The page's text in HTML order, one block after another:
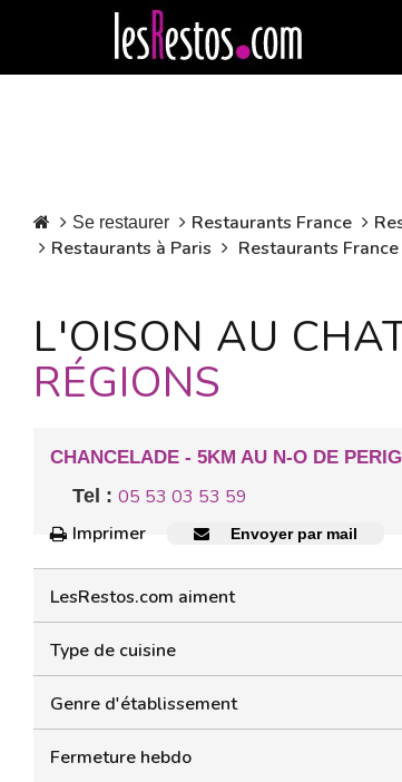
Se restaurer Restaurants France
Restaurants à Paris
Restaurants France
L'OISON AU
RÉGIONS
CHANCELADE - 5KM AU N-O DE
Tel : 05 53 03 53 59
Imprimer
Envoyer par mail
LesRestos.com aiment
Type de cuisine
Genre d'établissement
Fermeture hebdo